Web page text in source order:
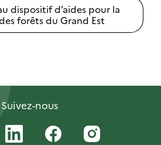
dispositif d’aides pour la
forêts du Grand Est
Suivez-nous